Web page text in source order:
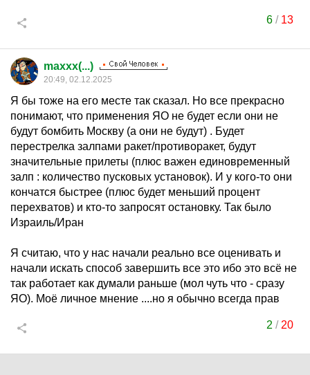
6 / 13
maxxx(...)
20:49, 02.12.2025
Я бы тоже на его месте так сказал. Но все прекрасно
понимают, что применения ЯО не будет если они не
будут бомбить Москву (а они не будут) . Будет
перестрелка залпами ракет/противоракет, будут
значительные прилеты (плюс важен единовременный
залп : количество пусковых установок). И у кого-то они
кончатся быстрее (плюс будет меньший процент
перехватов) и кто-то запросят остановку. Так было
Израиль/Иран
Я считаю, что у нас начали реально все оценивать и
начали искать способ завершить все это ибо это всё не
так работает как думали раньше (мол чуть что - сразу
ЯО). Моё личное мнение ....но я обычно всегда прав
2 / 20